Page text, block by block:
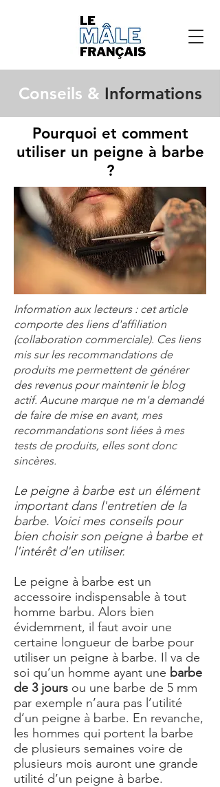
Conseils & Informations
Pourquoi et comment
utiliser un peigne à barbe
?
Information aux lecteurs : cet article
comporte des liens d'affiliation
(collaboration commerciale). Ces liens
mis sur les recommandations de
produits me permettent de générer
des revenus pour maintenir le blog
actif. Aucune marque ne m'a demandé
de faire de mise en avant, mes
recommandations sont liées à mes
tests de produits, elles sont donc
sincères.
Le peigne à barbe est un élément
important dans l'entretien de la
barbe. Voici mes conseils pour
bien choisir son peigne à barbe et
l'intérêt d'en utiliser.
Le peigne à barbe est un
accessoire indispensable à tout
homme barbu. Alors bien
évidemment, il faut avoir une
certaine longueur de barbe pour
utiliser un peigne à barbe. Il va de
soi qu’un homme ayant une barbe
de 3 jours ou une barbe de 5 mm
par exemple n’aura pas l’utilité
d’un peigne à barbe. En revanche,
les hommes qui portent la barbe
de plusieurs semaines voire de
plusieurs mois auront une grande
utilité d’un peigne à barbe.